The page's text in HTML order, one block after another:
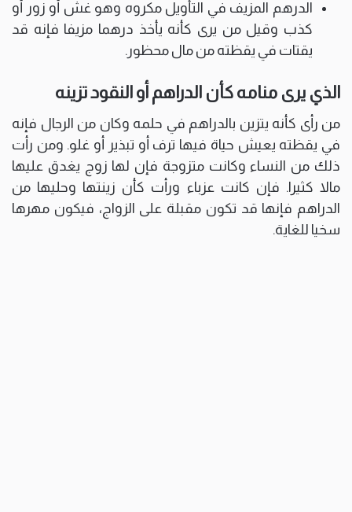
الدرهم المزيف في التأويل مكروه وهو غش أو زور أو
كذب وقيل من يرى كأنه يأخذ درهما مزيفا فإنه قد
يقتات في يقظته من مال محظور.
الذي يرى منامه كأن الدراهم أو النقود تزينه
من رأى كأنه يتزين بالدراهم في حلمه وكان من الرجال فإنه
في يقظته يعيش حياة فيها ترف أو تبذير أو غلو. ومن رأت
ذلك من النساء وكانت متزوجة فإن لها زوج يغدق عليها
مالا كثيرا. فإن كانت عزباء ورأت كأن زينتها وحليها من
الدراهم فإنها قد تكون مقبلة على الزواج، فيكون مهرها
سخيا للغاية.